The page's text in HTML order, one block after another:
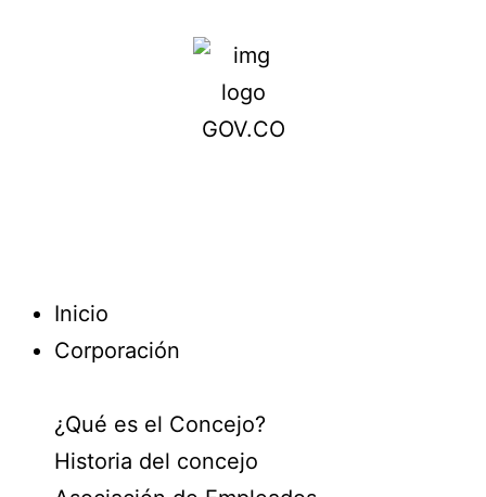
Inicio
Corporación
¿Qué es el Concejo?
Historia del concejo